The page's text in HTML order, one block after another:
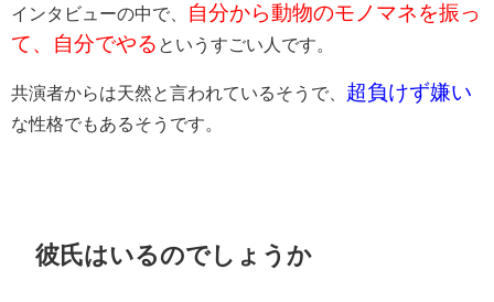
インタビューの中で、
自分から動物のモノマネを振っ
て、自分でやる というすごい人です。
共演者からは天然と言われているそうで、 超負けず嫌い
な性格でもあるそうです。
彼氏はいるのでしょうか